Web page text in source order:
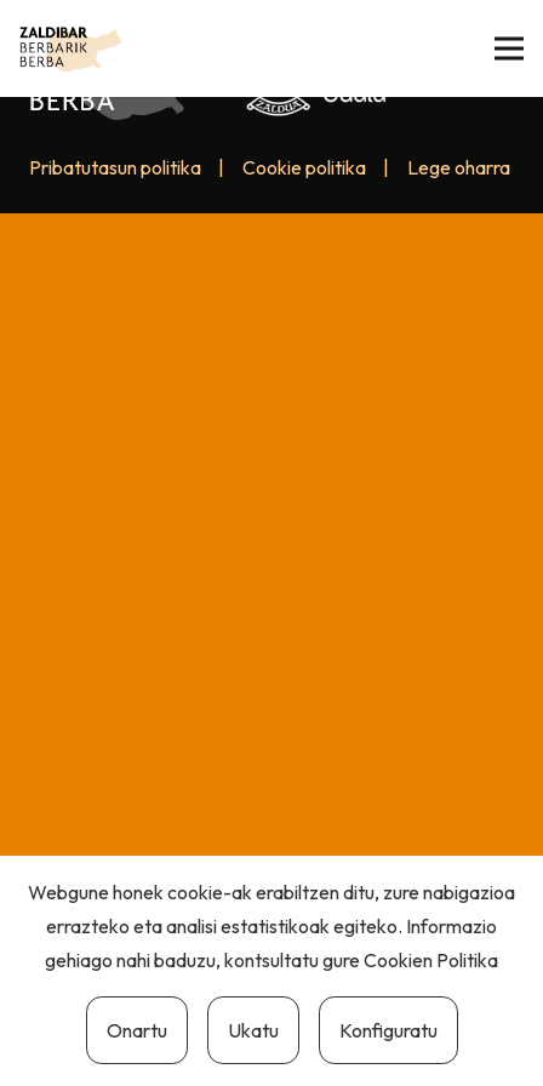
Pribatutasun politika Cookie politika Lege oharra
Webgune honek cookie-ak erabiltzen ditu, zure nabigazioa
errazteko eta analisi estatistikoak egiteko. Informazio
gehiago nahi baduzu, kontsultatu gureCookien Politika
Onartu Ukatu Konfiguratu